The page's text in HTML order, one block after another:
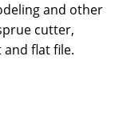
and other
cutter,
and flat file.